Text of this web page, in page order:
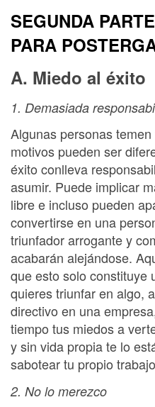
SEGUNDA
PARA
A. Miedo al éxito
1. Demasiada
Algunas personas
motivos pueden ser
éxito conlleva
asumir. Puede implicar
libre e incluso pueden
convertirse en una
triunfador arrogante y
acabarán alejándose.
que esto solo constituye
quieres triunfar en algo,
directivo en una
tiempo tus miedos a
y sin vida propia te lo
sabotear tu propio
2. No lo merezco